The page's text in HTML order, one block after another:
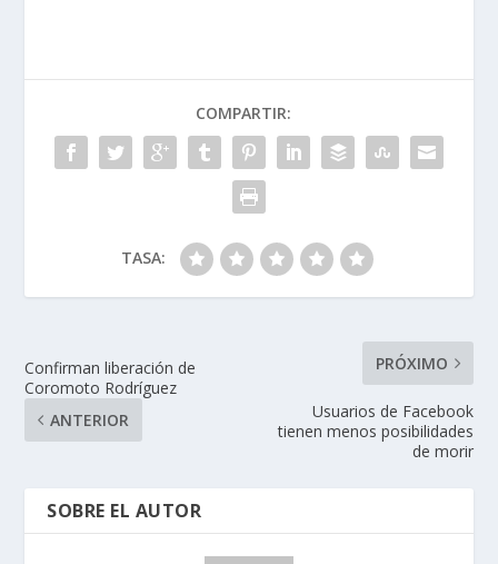
COMPARTIR:
TASA:
Confirman liberación de
Coromoto Rodríguez
ANTERIOR
PRÓXIMO
Usuarios de Facebook
tienen menos posibilidades
de morir
SOBRE EL AUTOR